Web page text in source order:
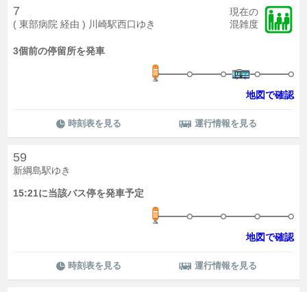
7
( 東部病院 経由 ) 川崎駅西口ゆき
現在の
混雑度
3個前の停留所を発車
地図で確認
時刻表を見る 運行情報を見る
59
新綱島駅ゆき
15:21に当該バス停を発車予定
地図で確認
時刻表を見る 運行情報を見る